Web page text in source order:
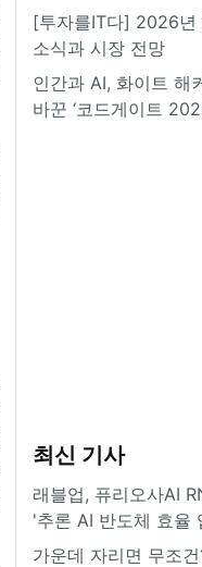
[투자를IT다] 2026년
소식과 시장 전망
인간과 AI, 화이트 해
바꾼 ‘코드게이트
최신 기사
래블업, 퓨리오사AI
'추론 AI 반도체 효율
가운데 자리면 무조